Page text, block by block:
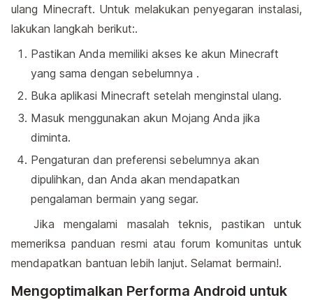
ulang Minecraft. Untuk melakukan penyegaran instalasi,
lakukan langkah berikut:.
Pastikan Anda memiliki akses ke akun Minecraft
yang sama dengan sebelumnya .
Buka aplikasi Minecraft setelah menginstal ulang.
Masuk menggunakan akun Mojang Anda jika
diminta.
Pengaturan dan preferensi sebelumnya akan
dipulihkan, dan Anda akan mendapatkan
pengalaman bermain yang segar.
Jika mengalami masalah teknis, pastikan untuk
memeriksa panduan resmi atau forum komunitas untuk
mendapatkan bantuan lebih lanjut. Selamat bermain!.
Mengoptimalkan Performa Android untuk